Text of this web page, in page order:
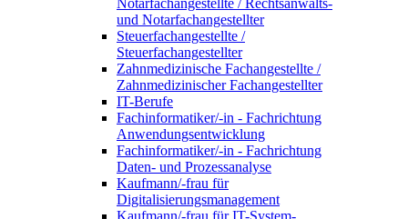
Notarfachangestellte / Rechtsanwalts-
und Notarfachangestellter
Steuerfachangestellte /
Steuerfachangestellter
Zahnmedizinische Fachangestellte /
Zahnmedizinischer Fachangestellter
IT-Berufe
Fachinformatiker/-in - Fachrichtung
Anwendungsentwicklung
Fachinformatiker/-in - Fachrichtung
Daten- und Prozessanalyse
Kaufmann/-frau für
Digitalisierungsmanagement